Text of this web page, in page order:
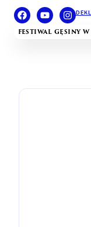
FESTIWAL GĘSINY